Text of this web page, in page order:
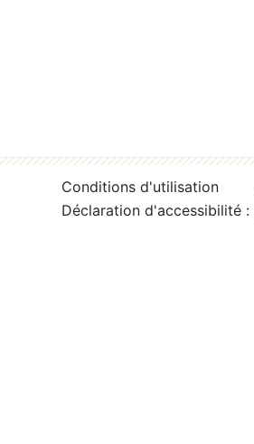
Conditions d'utilisation
Déclaration d'accessibilité